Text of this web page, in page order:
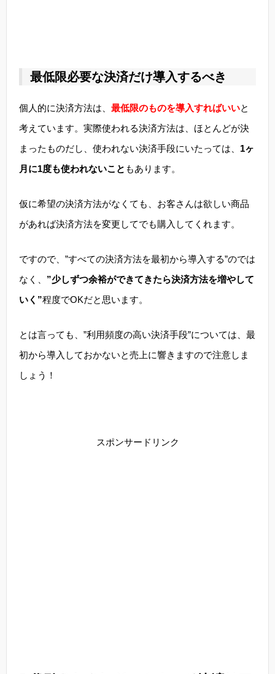
最低限必要な決済だけ導入するべき
個人的に決済方法は、 最低限のものを導入すればいいと
考えています。実際使われる決済方法は、ほとんどが決
まったものだし、使われない決済手段にいたっては、 1ヶ
月に1度も使われないこと もあります。
仮に希望の決済方法がなくても、お客さんは欲しい商品
があれば決済方法を変更してでも購入してくれます。
ですので、”すべての決済方法を最初から導入する”のでは
なく、 ”少しずつ余裕ができてきたら決済方法を増やして
いく”程度でOKだと思います。
とは言っても、”利用頻度の高い決済手段”については、最
初から導入しておかないと売上に響きますので注意しま
しょう！
スポンサードリンク